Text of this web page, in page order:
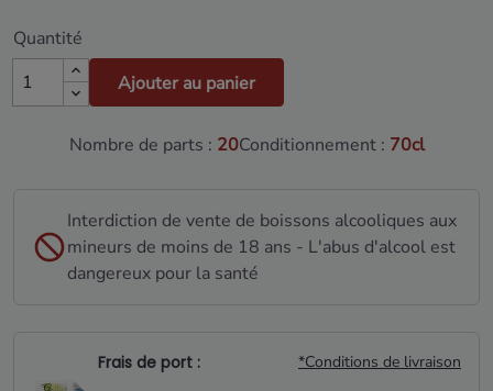
Quantité
Ajouter au panier
Nombre de parts : 20Conditionnement : 70cl
Interdiction de vente de boissons alcooliques aux
mineurs de moins de 18 ans - L'abus d'alcool est
dangereux pour la santé
Frais de port :
*Conditions de livraison